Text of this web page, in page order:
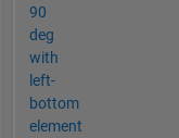
90
deg
with
left-
bottom
element